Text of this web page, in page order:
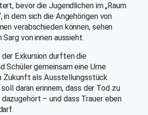
bevor die Jugendlichen im „Raum
in dem sich die Angehörigen von
verabschieden können, sehen
Sarg von innen aussieht.
Exkursion durften die
Schüler gemeinsam eine Urne
Zukunft als Ausstellungsstück
daran erinnern, dass der Tod zu
– und dass Trauer eben